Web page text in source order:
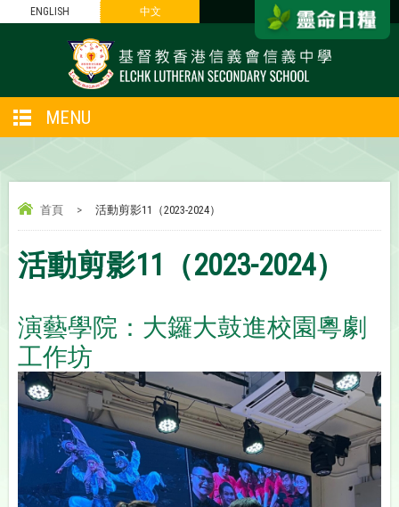
ENGLISH 中文
MENU
首頁 > 活動剪影11（2023-2024）
活動剪影11（2023-2024）
演藝學院：大鑼大鼓進校園粵劇
工作坊